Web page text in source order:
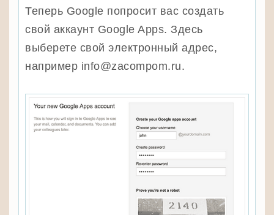
Теперь Google попросит вас создать
свой аккаунт Google Apps. Здесь
выберете свой электронный адрес,
например info@zacompom.ru.